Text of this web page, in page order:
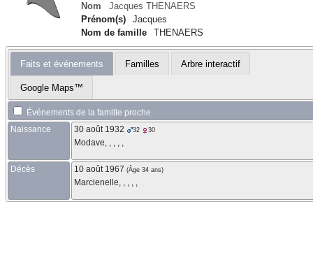
Nom Jacques THENAERS
Prénom(s)
Jacques
Nom de famille
THENAERS
Faits et événements Familles Arbre interactif
Google Maps™
Événements de la famille proche
Naissance
30 août 1932 32 30
Modave, , , , ,
Décès 10 août 1967 (Âge 34 ans)
Marcienelle, , , , ,